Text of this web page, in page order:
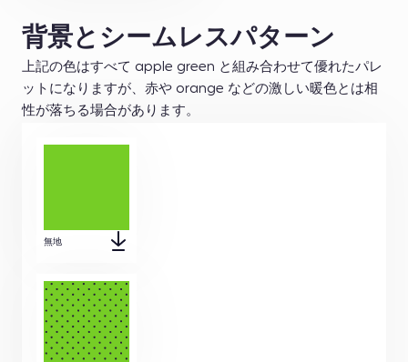
背景とシームレスパターン
上記の色はすべて apple green と組み合わせて優れたパレ
ットになりますが、赤や orange などの激しい暖色とは相
性が落ちる場合があります。
無地